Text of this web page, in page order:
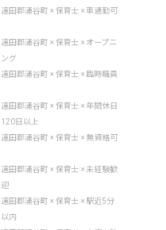
遠田郡涌谷町 × 保育士 × 車通勤可
遠田郡涌谷町 × 保育士 × オープニ
ング
遠田郡涌谷町 × 保育士 × 臨時職員
遠田郡涌谷町 × 保育士 × 年間休日
120日以上
遠田郡涌谷町 × 保育士 × 無資格可
遠田郡涌谷町 × 保育士 × 未経験歓
迎
遠田郡涌谷町 × 保育士 × 駅近5分
以内